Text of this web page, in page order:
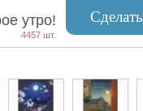
Сделать
утро!
4457 шт.